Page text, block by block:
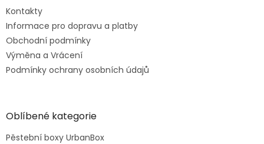
Kontakty
Informace pro dopravu a platby
Obchodní podmínky
Výměna a Vrácení
Podmínky ochrany osobních údajů
Oblíbené kategorie
Pěstební boxy UrbanBox